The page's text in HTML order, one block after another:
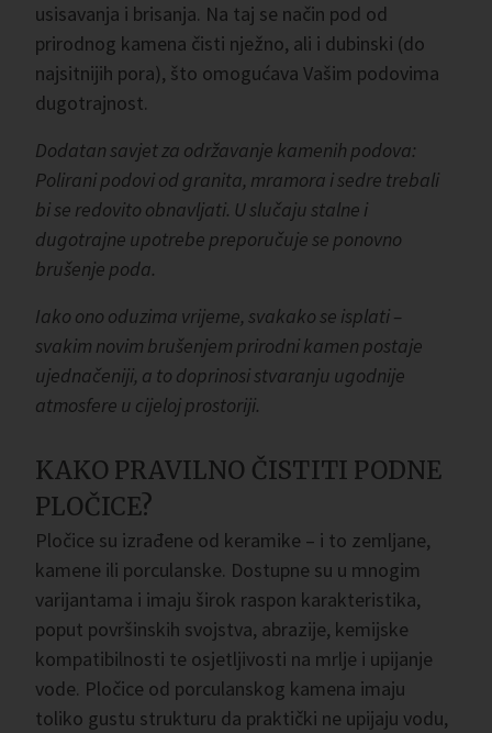
usisavanja i brisanja. Na taj se način pod od
prirodnog kamena čisti nježno, ali i dubinski (do
najsitnijih pora), što omogućava Vašim podovima
dugotrajnost.
Dodatan savjet za održavanje kamenih podova:
Polirani podovi od granita, mramora i sedre trebali
bi se redovito obnavljati. U slučaju stalne i
dugotrajne upotrebe preporučuje se ponovno
brušenje poda.
Iako ono oduzima vrijeme, svakako se isplati –
svakim novim brušenjem prirodni kamen postaje
ujednačeniji, a to doprinosi stvaranju ugodnije
atmosfere u cijeloj prostoriji.
KAKO PRAVILNO ČISTITI PODNE
PLOČICE?
Pločice su izrađene od keramike – i to zemljane,
kamene ili porculanske. Dostupne su u mnogim
varijantama i imaju širok raspon karakteristika,
poput površinskih svojstva, abrazije, kemijske
kompatibilnosti te osjetljivosti na mrlje i upijanje
vode. Pločice od porculanskog kamena imaju
toliko gustu strukturu da praktički ne upijaju vodu,